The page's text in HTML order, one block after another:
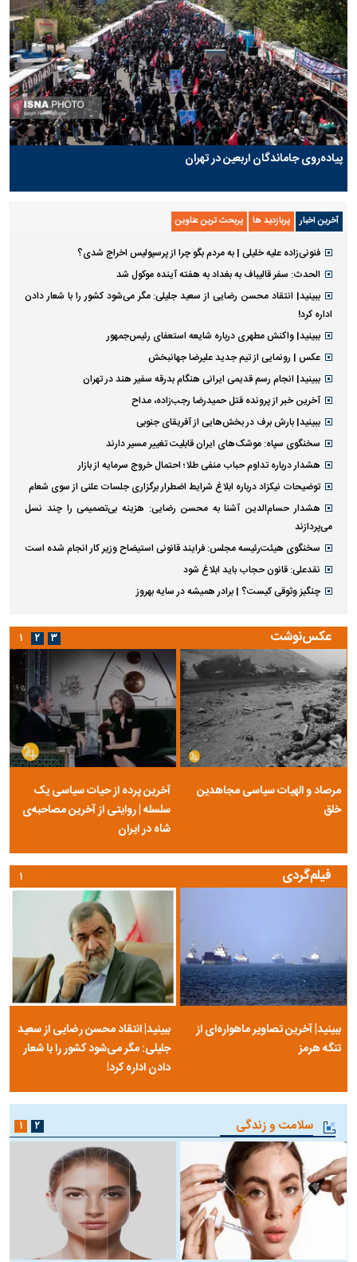
پیاده‌روی جاماندگان اربعین در تهران
آخرین اخبار پربازدید ها پربحث ترین عناوین
فنونی‌زاده علیه خلیلی | به مردم بگو چرا از پرسپولیس اخراج شدی؟
الحدث: سفر قالیباف به بغداد به هفته آینده موکول شد
ببینید| انتقاد محسن رضایی از سعید جلیلی: مگر می‌شود کشور را با شعار دادن
اداره کرد!
ببینید| واکنش مطهری درباره شایعه استعفای رئیس‌جمهور
عکس | رونمایی از تیم جدید علیرضا جهانبخش
ببینید| انجام رسم قدیمی ایرانی هنگام بدرقه سفیر هند در تهران
آخرین خبر از پرونده قتل حمیدرضا رجب‌زاده، مداح
ببینید| بارش برف در بخش‌هایی از آفریقای جنوبی
سخنگوی سپاه: موشک‌های ایران قابلیت تغییر مسیر دارند
هشدار درباره تداوم حباب منفی طلا؛ احتمال خروج سرمایه از بازار
توضیحات نیکزاد درباره ابلاغ شرایط اضطرار برگزاری جلسات علنی از سوی شعام
هشدار حسام‌الدین آشنا به محسن رضایی: هزینه بی‌تصمیمی را چند نسل
می‌پردازند
سخنگوی هیئت‌رئیسه مجلس: فرایند قانونی استیضاح وزیر کار انجام شده است
نقدعلی: قانون حجاب باید ابلاغ شود
چنگیز وثوقی کیست؟ | برادر همیشه در سایه بهروز
عکس‌نوشت
مرصاد و الهیات سیاسی مجاهدین
خلق
آخرین پرده از حیات سیاسی یک
سلسله | روایتی از آخرین مصاحبه‌ی
شاه در ایران
۱ ۲ ۳
فیلم‌گردی
ببینید| آخرین تصاویر ماهواره‌ای از
تنگه‌ هرمز
ببینید| انتقاد محسن رضایی از سعید
جلیلی: مگر می‌شود کشور را با شعار
دادن اداره کرد!
۱
سلامت و زندگی ۱ ۲